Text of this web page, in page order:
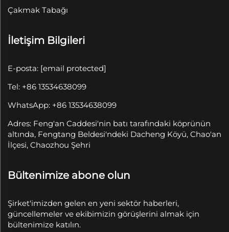
Çakmak Tabağı
İletişim Bilgileri
E-posta: [email protected]
Tel: +86 13534638099
WhatsApp: +86 13534638099
Adres: Feng'an Caddesi'nin batı tarafındaki köprünün
altında, Fengtang Beldesi'ndeki Dacheng Köyü, Chao'an
İlçesi, Chaozhou Şehri
Bültenimize abone olun
Şirket'imizden gelen en yeni sektör haberleri,
güncellemeler ve ekibimizin görüşlerini almak için
bültenimize katılın.